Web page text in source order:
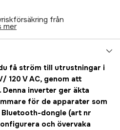
från
mer
få ström till utrustningar i
120 V AC, genom att
Denna inverter ger äkta
för de apparater som
dongle (art nr
och övervaka